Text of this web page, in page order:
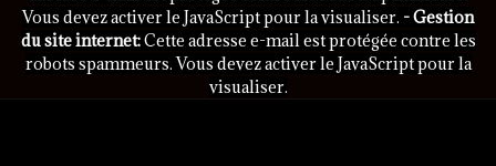
Vous devez activer le JavaScript pour la visualiser. - Gestion
du site internet:Cette adresse e-mail est protégée contre les
robots spammeurs. Vous devez activer le JavaScript pour la
visualiser.